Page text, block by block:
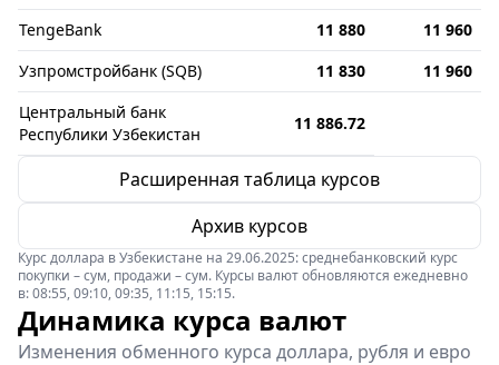
TengeBank
11 880
11 960
Узпромстройбанк (SQB)
11 830
11 960
Центральный банк
Республики Узбекистан
11 886.72
Расширенная таблица курсов
Архив курсов
Курс доллара в Узбекистане на 29.06.2025: среднебанковский курс
покупки – сум, продажи – сум. Курсы валют обновляются ежедневно
в: 08:55, 09:10, 09:35, 11:15, 15:15.
Динамика курса валют
Изменения обменного курса доллара, рубля и евро